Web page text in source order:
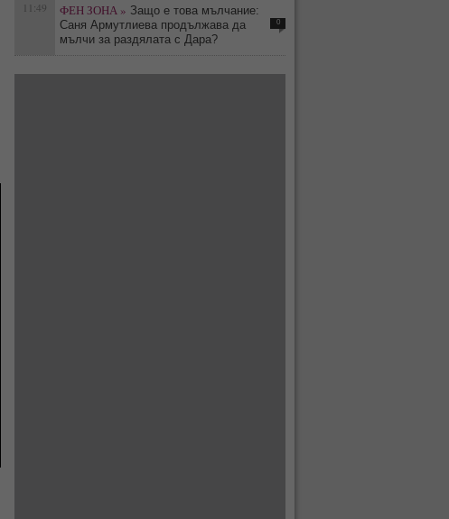
11:49 ФЕН ЗОНА » Защо е това мълчание:
Саня Армутлиева продължава да
мълчи за раздялата с Дара?
0